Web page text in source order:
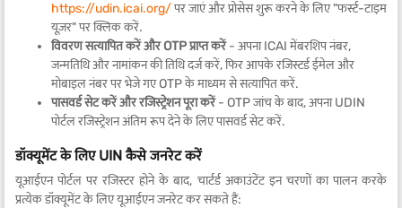
https://udin.icai.org/पर जाएं और प्रोसेस शुरू करने के लिए "फर्स्ट-टाइम
यूज़र" पर क्लिक करें.
विवरण सत्यापित करें और OTP प्राप्त करें- अपना ICAI मेंबरशिप नंबर,
जन्मतिथि और नामांकन की तिथि दर्ज करें, फिर आपके रजिस्टर्ड ईमेल और
मोबाइल नंबर पर भेजे गए OTP के माध्यम से सत्यापित करें.
पासवर्ड सेट करें और रजिस्ट्रेशन पूरा करें- OTP जांच के बाद, अपना UDIN
पोर्टल रजिस्ट्रेशन अंतिम रूप देने के लिए पासवर्ड सेट करें.
डॉक्यूमेंट के लिए UIN कैसे जनरेट करें
यूआईएन पोर्टल पर रजिस्टर होने के बाद, चार्टर्ड अकाउंटेंट इन चरणों का पालन करके
प्रत्येक डॉक्यूमेंट के लिए यूआईएन जनरेट कर सकते हैं: